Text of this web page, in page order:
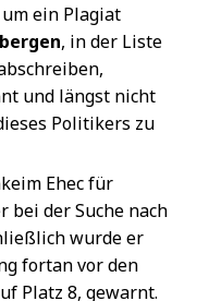
ein Plagiat
, in der Liste
und längst nicht
Politikers zu
Ehec für
bei der Suche nach
wurde er
fortan vor den
Platz 8, gewarnt.